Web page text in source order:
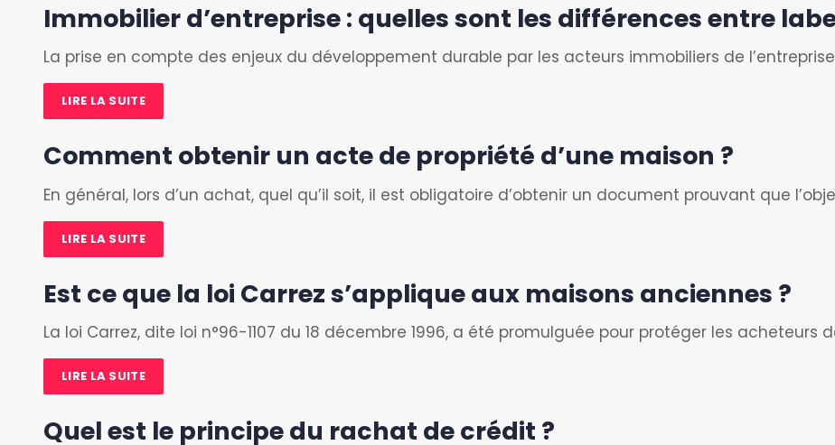
Immobilier d’entreprise : quelles sont les différences entre
La prise en compte des enjeux du développement durable par les acteurs immobiliers de
LIRE LA SUITE
Comment obtenir un acte de propriété d’une maison ?
En général, lors d’un achat, quel qu’il soit, il est obligatoire d’obtenir un document prouvant que
LIRE LA SUITE
Est ce que la loi Carrez s’applique aux maisons anciennes ?
La loi Carrez, dite loi n°96-1107 du 18 décembre 1996, a été promulguée pour protéger les acheteurs
LIRE LA SUITE
Quel est le principe du rachat de crédit ?